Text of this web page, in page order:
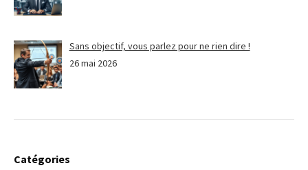
Sans objectif, vous parlez pour ne rien dire !
26 mai 2026
Catégories